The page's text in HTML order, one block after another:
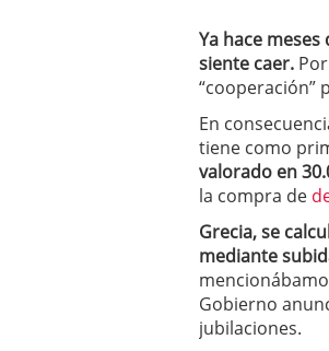
Ya hace
siente caer.
“cooperación”
En
tiene como
valorado en
la compra de
Grecia, se
mediante
Gobierno
jubilaciones.